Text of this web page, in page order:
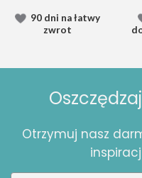
90 dni na łatwy
zwrot
Otrzymuj nasz